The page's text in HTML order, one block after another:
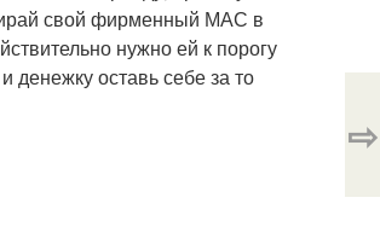
свой фирменный МАС в
нужно ей к порогу
денежку оставь себе за то
⇨